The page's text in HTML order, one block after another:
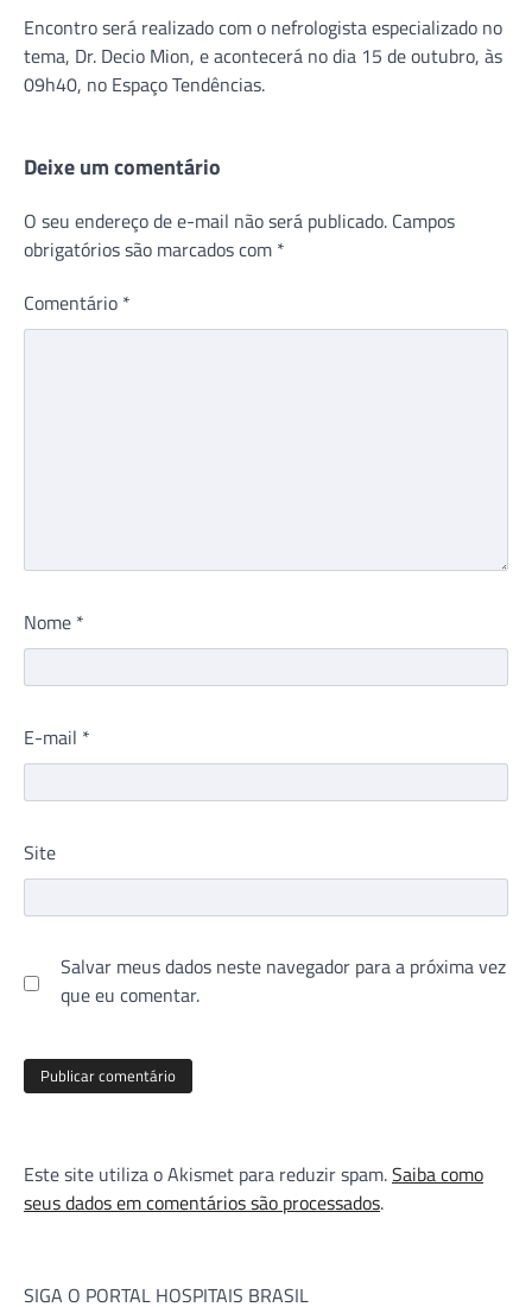
Encontro será realizado com o nefrologista especializado no
tema, Dr. Decio Mion, e acontecerá no dia 15 de outubro, às
09h40, no Espaço Tendências.
Deixe um comentário
O seu endereço de e-mail não será publicado. Campos
obrigatórios são marcados com *
Comentário *
Nome *
E-mail *
Site
Salvar meus dados neste navegador para a próxima vez
que eu comentar.
Este site utiliza o Akismet para reduzir spam.Saiba como
seus dados em comentários são processados.
SIGA O PORTAL HOSPITAIS BRASIL